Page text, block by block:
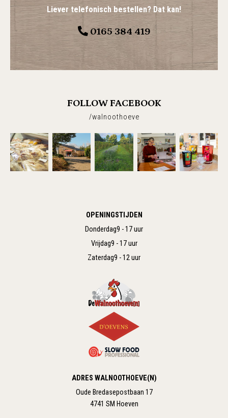
Liever telefonisch bestellen? Dat kan!
0165 384 419
FOLLOW FACEBOOK
/walnoothoeve
OPENINGSTIJDEN
Donderdag9 - 17 uur
Vrijdag9 - 17 uur
Zaterdag9 - 12 uur
ADRES WALNOOTHOEVE(N)
Oude Bredasepostbaan 17
4741 SM Hoeven